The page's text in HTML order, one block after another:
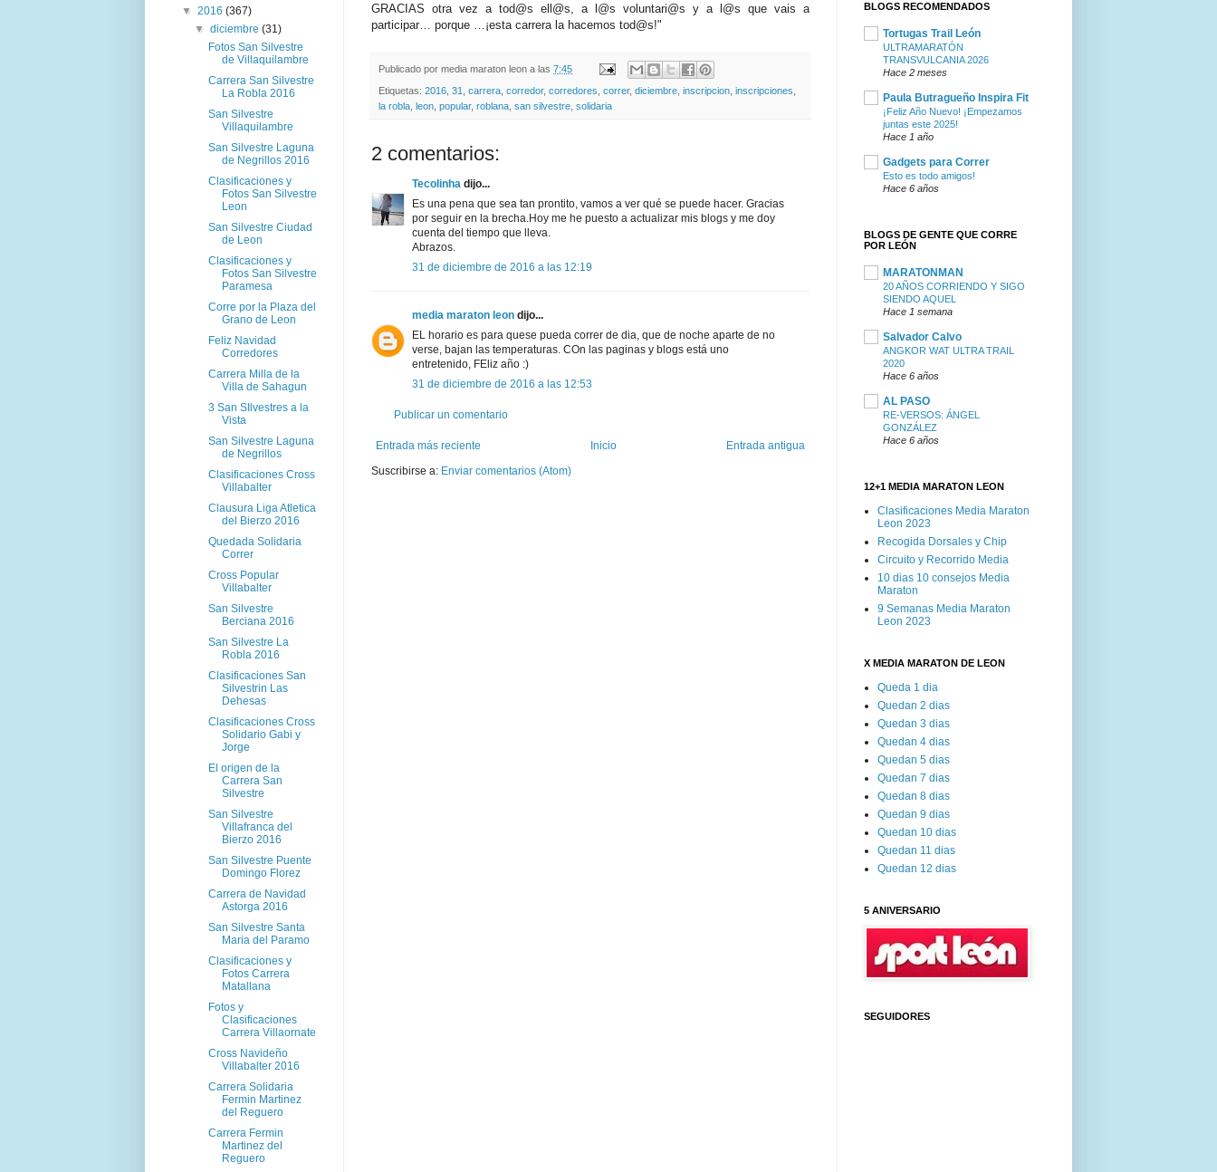
GRACIAS otra vez a tod@s ell@s, a l@s voluntari@s y a l@s que vais a
participar… porque …¡esta carrera la hacemos tod@s!"
Publicado por media maraton leon a las 7:45
Etiquetas: 2016 31 carrera corredor, corredores correr, diciembre inscripcion inscripciones
la robla leon popular, roblana san silvestre solidaria
2 comentarios:
Tecolinha dijo...
Es una pena que sea tan prontito, vamos a ver qué se puede hacer. Gracias
por seguir en la brecha.Hoy me he puesto a actualizar mis blogs y me doy
cuenta del tiempo que lleva.
Abrazos.
31 de diciembre de 2016 a las 12:19
media maraton leon dijo...
EL horario es para quese pueda correr de dia, que de noche aparte de no
verse, bajan las temperaturas. COn las paginas y blogs está uno
entretenido, FEliz año :)
31 de diciembre de 2016 a las 12:53
Publicar un comentario
Entrada más reciente Entrada antigua
Inicio
Suscribirse a: Enviar comentarios (Atom)
▼ 2016 (367)
▼diciembre(31)
Fotos San Silvestre
de Villaquilambre
Carrera San Silvestre
La Robla 2016
San Silvestre
Villaquilambre
San Silvestre Laguna
de Negrillos 2016
Clasificaciones y
Fotos San Silvestre
Leon
San Silvestre Ciudad
de Leon
Clasificaciones y
Fotos San Silvestre
Paramesa
Corre por la Plaza del
Grano de Leon
Feliz Navidad
Corredores
Carrera Milla de la
Villa de Sahagun
3 San SIlvestres a la
Vista
San Silvestre Laguna
de Negrillos
Clasificaciones Cross
Villabalter
Clausura Liga Atletica
del Bierzo 2016
Quedada Solidaria
Correr
Cross Popular
Villabalter
San Silvestre
Berciana 2016
San Silvestre La
Robla 2016
Clasificaciones San
Silvestrin Las
Dehesas
Clasificaciones Cross
Solidario Gabi y
Jorge
El origen de la
Carrera San
Silvestre
San Silvestre
Villafranca del
Bierzo 2016
San Silvestre Puente
Domingo Florez
Carrera de Navidad
Astorga 2016
San Silvestre Santa
Maria del Paramo
Clasificaciones y
Fotos Carrera
Matallana
Fotos y
Clasificaciones
Carrera Villaornate
Cross Navideño
Villabalter 2016
Carrera Solidaria
Fermin Martinez
del Reguero
Carrera Fermin
Martinez del
Reguero
BLOGS RECOMENDADOS
Tortugas Trail León
ULTRAMARATÓN
TRANSVULCANIA 2026
Hace 2 meses
Paula Butragueño Inspira Fit
¡Feliz Año Nuevo! ¡Empezamos
juntas este 2025!
Hace 1 año
Gadgets para Correr
Esto es todo amigos!
Hace 6 años
BLOGS DE GENTE QUE CORRE
POR LEÓN
MARATONMAN
20 AÑOS CORRIENDO Y SIGO
SIENDO AQUEL
Hace 1 semana
Salvador Calvo
ANGKOR WAT ULTRA TRAIL
2020
Hace 6 años
AL PASO
RE-VERSOS: ÁNGEL
GONZÁLEZ
Hace 6 años
12+1 MEDIA MARATON LEON
Clasificaciones Media Maraton
Leon 2023
Recogida Dorsales y Chip
Circuito y Recorrido Media
10 dias 10 consejos Media
Maraton
9 Semanas Media Maraton
Leon 2023
X MEDIA MARATON DE LEON
Queda 1 dia
Quedan 2 dias
Quedan 3 dias
Quedan 4 dias
Quedan 5 dias
Quedan 7 dias
Quedan 8 dias
Quedan 9 dias
Quedan 10 dias
Quedan 11 dias
Quedan 12 dias
5 ANIVERSARIO
SEGUIDORES